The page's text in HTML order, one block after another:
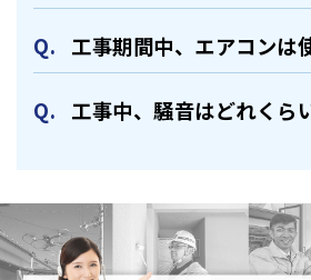
⼯事期間中、エアコンは
⼯事中、騒⾳はどれくら